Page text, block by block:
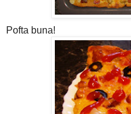
Pofta buna!